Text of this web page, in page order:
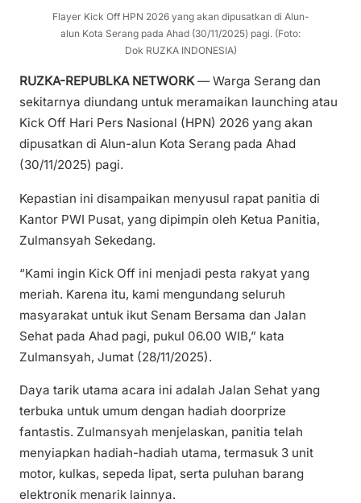
Flayer Kick Off HPN 2026 yang akan dipusatkan di Alun-
alun Kota Serang pada Ahad (30/11/2025) pagi. (Foto:
Dok RUZKA INDONESIA)
RUZKA-REPUBLKA NETWORK— Warga Serang dan
sekitarnya diundang untuk meramaikan launching atau
Kick Off Hari Pers Nasional (HPN) 2026 yang akan
dipusatkan di Alun-alun Kota Serang pada Ahad
(30/11/2025) pagi.
Kepastian ini disampaikan menyusul rapat panitia di
Kantor PWI Pusat, yang dipimpin oleh Ketua Panitia,
Zulmansyah Sekedang.
“Kami ingin Kick Off ini menjadi pesta rakyat yang
meriah. Karena itu, kami mengundang seluruh
masyarakat untuk ikut Senam Bersama dan Jalan
Sehat pada Ahad pagi, pukul 06.00 WIB,” kata
Zulmansyah, Jumat (28/11/2025).
Daya tarik utama acara ini adalah Jalan Sehat yang
terbuka untuk umum dengan hadiah doorprize
fantastis. Zulmansyah menjelaskan, panitia telah
menyiapkan hadiah-hadiah utama, termasuk 3 unit
motor, kulkas, sepeda lipat, serta puluhan barang
elektronik menarik lainnya.